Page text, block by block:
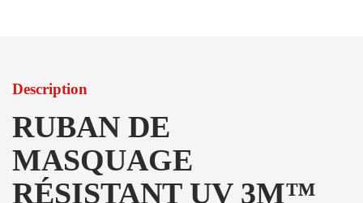
Description
RUBAN DE
MASQUAGE
RÉSISTANT UV 3M™